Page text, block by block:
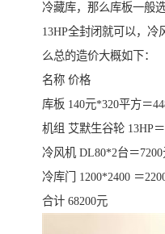
冷藏库，那么库板一般
13HP全封闭就可以，冷
么总的造价大概如下：
名称 价格
库板 140元*320平方＝
机组 艾默生谷轮 13HP
冷风机 DL80*2台＝7200
冷库门 1200*2400 ＝
合计 68200元